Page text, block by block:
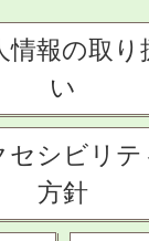
情報の取り
い
セシビリテ
方針